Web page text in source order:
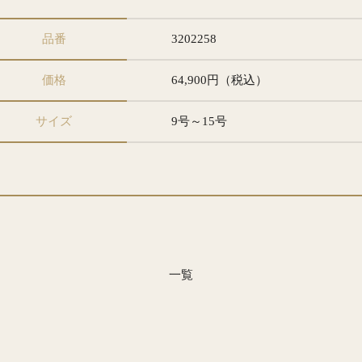
品番 3202258
価格 64,900円（税込）
サイズ 9号～15号
一覧